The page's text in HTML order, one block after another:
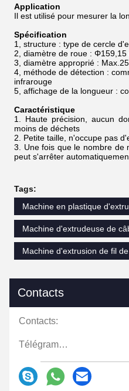
Application
Il est utilisé pour mesurer la
Spécification
1, structure : type de cercle
2, diamètre de roue :
3, diamètre approprié :
4, méthode de détection :
infrarouge
5, affichage de la longueur :
Caractéristique
1. Haute précision, aucun
moins de déchets
2. Petite taille, n'occupe pas
3. Une fois que le nombre de
peut s'arrêter
Tags:
Machine en plastique
Machine d'extrudeuse de
Machine d'extrusion de fil
Contacts
Contacts:
Télégramme: